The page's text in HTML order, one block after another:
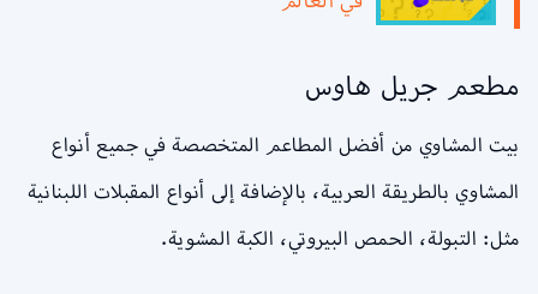
مطعم جريل هاوس
بيت المشاوي من أفضل المطاعم المتخصصة في جميع أنواع
المشاوي بالطريقة العربية، بالإضافة إلى أنواع المقبلات اللبنانية
مثل: التبولة، الحمص البيروتي، الكبة المشوية.